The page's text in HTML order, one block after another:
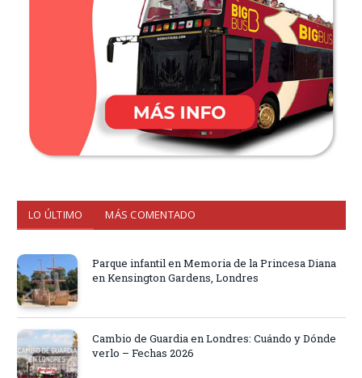
LO ÚLTIMO MÁS COMENTADO
Parque infantil en Memoria de la Princesa Diana
en Kensington Gardens, Londres
Cambio de Guardia en Londres: Cuándo y Dónde
verlo – Fechas 2026